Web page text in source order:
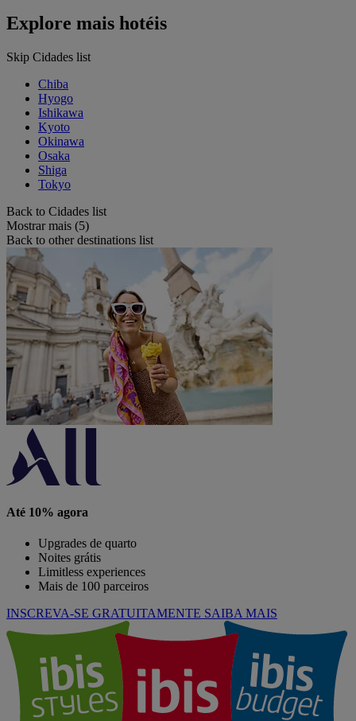
Explore mais hotéis
Skip Cidades list
Chiba
Hyogo
Ishikawa
Kyoto
Okinawa
Osaka
Shiga
Tokyo
Back to Cidades list
Mostrar mais (5)
Back to other destinations list
Até 10% agora
Upgrades de quarto
Noites grátis
Limitless experiences
Mais de 100 parceiros
INSCREVA-SE GRATUITAMENTE SAIBA MAIS